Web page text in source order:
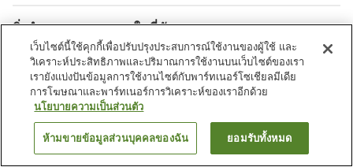
สิ่งอำนวยความสะดวกในที่พัก
ที่จอดรถ
อ่างน้ำวน
สปา/บิวตี้ซาลอน
บิวตี้ซาลอน
หน้าแรก ญี่ปุ่น ชิบะ
ค้นหาห้องพัก
เว็บไซต์นี้ใช้คุกกี้เพื่อปรับปรุงประสบการณ์ใช้งานของผู้ใช้ และ
วิเคราะห์ประสิทธิภาพและปริมาณการใช้งานบนเว็บไซต์ของเรา
เรายังแบ่งปันข้อมูลการใช้งานไซต์กับพาร์ทเนอร์โซเชียลมีเดีย
การโฆษณาและพาร์ทเนอร์การวิเคราะห์ของเราอีกด้วย
นโยบายความเป็นส่วนตัว
ห้ามขายข้อมูลส่วนบุคคลของฉัน ยอมรับทั้งหมด